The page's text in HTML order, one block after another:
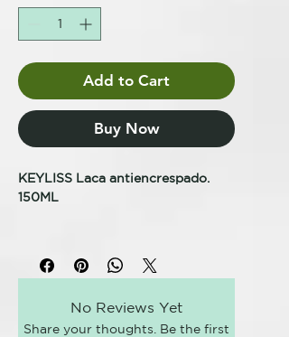
Add to Cart
Buy Now
KEYLISS Laca antiencrespado.
150ML
AVANZADO
LACA ANTICRESPO
Fórmula específica anticrespo,
No Reviews Yet
Share your thoughts. Be the first